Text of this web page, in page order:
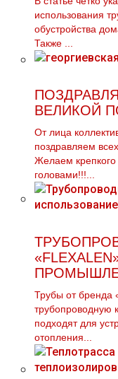
использования
обустройства
Также ...
ВЕЛИКОЙ
От лица
поздравляем
Желаем крепкого
головами!!!...
Трубы от бренда
трубопроводную
подходят для
отопления...